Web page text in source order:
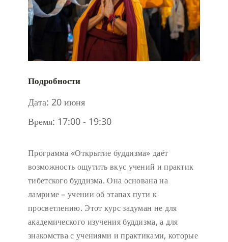
Подробности
Дата: 20 июня
Время: 17:00 - 19:30
Программа «Открытие буддизма» даёт
возможность ощутить вкус учений и практик
тибетского буддизма. Она основана на
ламриме – учении об этапах пути к
просветлению. Этот курс задуман не для
академического изучения буддизма, а для
знакомства с учениями и практиками, которые